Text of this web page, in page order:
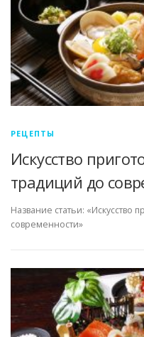
РЕЦЕПТЫ
Искусство
традиций до
Название статьи: «Искусство
современности»